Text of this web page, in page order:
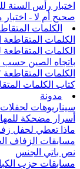
اختبار رأس السنة
صحيح أم لا - اختبار
الكلمات
الكلمات
الكلمات المتقاطعة
باتجاه الصين حسب
الكلمات
كتاب الكلمات
مدونة
سيناريوهات لحفلات
أسرار مضحكة
ماذا تعطي لحفل
مسابقات الزفاف
نص باتي الجنس
مسابقات حزب